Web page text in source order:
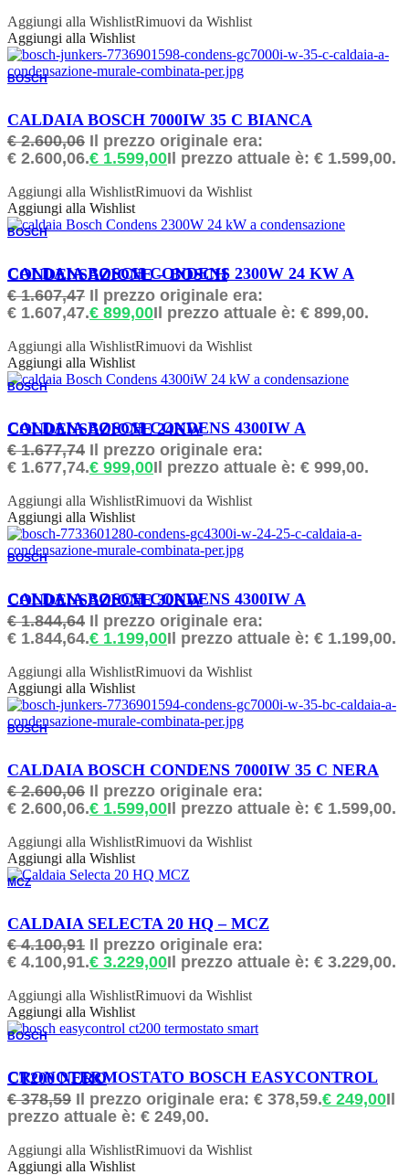
Aggiungi alla WishlistRimuovi da Wishlist
Aggiungi alla Wishlist
BOSCH
ORDINABILE
CALDAIA BOSCH 7000IW 35 C BIANCA
€2.600,06 Il prezzo originale era:
€ 2.600,06.€ 1.599,00Il prezzo attuale è: € 1.599,00.
Aggiungi alla WishlistRimuovi da Wishlist
Aggiungi alla Wishlist
BOSCH
ORDINABILE
CALDAIA BOSCH CONDENS 2300W 24 KW A CONDENSAZIONE – BOSCH
€1.607,47 Il prezzo originale era:
€ 1.607,47.€ 899,00Il prezzo attuale è: € 899,00.
Aggiungi alla WishlistRimuovi da Wishlist
Aggiungi alla Wishlist
BOSCH
ORDINABILE
CALDAIA BOSCH CONDENS 4300IW A CONDENSAZIONE 24KW
€1.677,74 Il prezzo originale era:
€ 1.677,74.€ 999,00Il prezzo attuale è: € 999,00.
Aggiungi alla WishlistRimuovi da Wishlist
Aggiungi alla Wishlist
BOSCH
ORDINABILE
CALDAIA BOSCH CONDENS 4300IW A CONDENSAZIONE 30KW
€1.844,64 Il prezzo originale era:
€ 1.844,64.€ 1.199,00Il prezzo attuale è: € 1.199,00.
Aggiungi alla WishlistRimuovi da Wishlist
Aggiungi alla Wishlist
BOSCH
ORDINABILE
CALDAIA BOSCH CONDENS 7000IW 35 C NERA
€2.600,06 Il prezzo originale era:
€ 2.600,06.€ 1.599,00Il prezzo attuale è: € 1.599,00.
Aggiungi alla WishlistRimuovi da Wishlist
Aggiungi alla Wishlist
MCZ
ORDINABILE
CALDAIA SELECTA 20 HQ – MCZ
€4.100,91 Il prezzo originale era:
€ 4.100,91.€ 3.229,00Il prezzo attuale è: € 3.229,00.
Aggiungi alla WishlistRimuovi da Wishlist
Aggiungi alla Wishlist
BOSCH
ORDINABILE
CRONOTERMOSTATO BOSCH EASYCONTROL CT200 NERO
€378,59 Il prezzo originale era: € 378,59.€ 249,00Il
prezzo attuale è: € 249,00.
Aggiungi alla WishlistRimuovi da Wishlist
Aggiungi alla Wishlist